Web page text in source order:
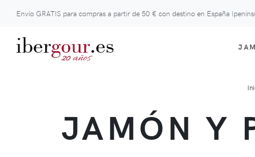
Envío GRATIS para compras a partir de 50 € con destino en España
ibergour
20 años.es
JAMÓN Y